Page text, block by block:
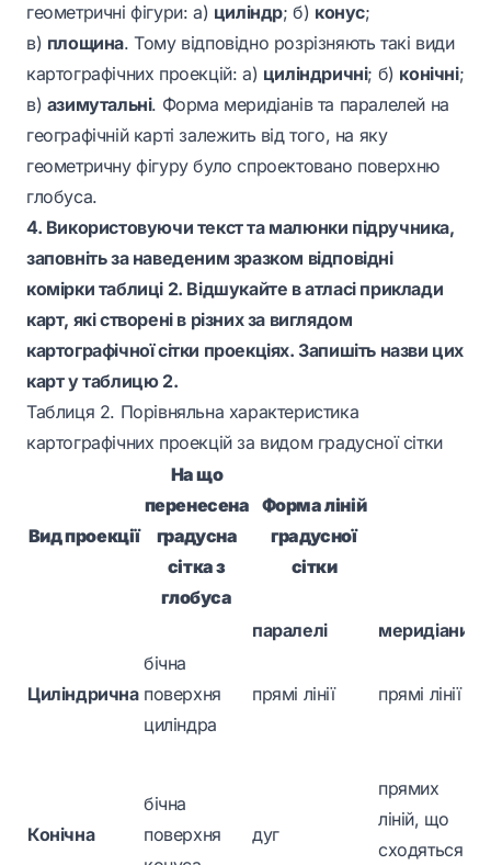
геометричні фігури: а) циліндр; б) конус;
в) площина. Тому відповідно розрізняють такі види
картографічних проекцій: а) циліндричні; б) конічні;
в) азимутальні. Форма меридіанів та паралелей на
географічній карті залежить від того, на яку
геометричну фігуру було спроектовано поверхню
глобуса.
4. Використовуючи текст та малюнки підручника,
заповніть за наведеним зразком відповідні
комірки таблиці 2. Відшукайте в атласі приклади
карт, які створені в різних за виглядом
картографічної сітки проекціях. Запишіть назви цих
карт у таблицю 2.
Таблиця 2. Порівняльна характеристика
картографічних проекцій за видом градусної сітки
Вид проекції
На що
перенесена
градусна
сітка з
глобуса
Форма ліній
градусної
сітки
паралелі меридіани
Циліндрична
бічна
поверхня
циліндра
прямі лінії прямі лінії
Конічна
бічна
поверхня
дуг
прямих
ліній, що
сходяться